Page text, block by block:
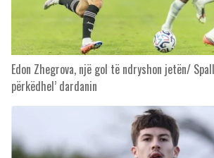
Edon Zhegrova, një gol të ndryshon jetën/
përkëdhel’ dardanin